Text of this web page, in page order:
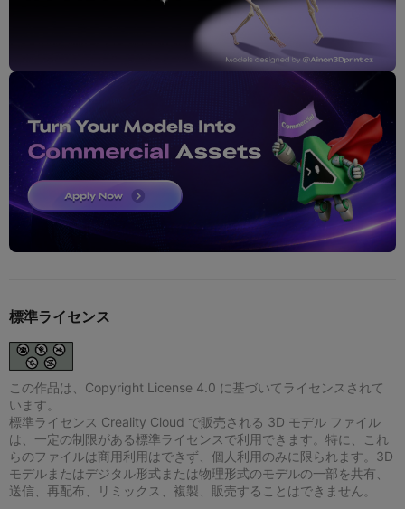
標準ライセンス
この作品は、Copyright License 4.0 に基づいてライセンスされて
います。
標準ライセンス Creality Cloud で販売される 3D モデル ファイル
は、一定の制限がある標準ライセンスで利用できます。特に、これ
らのファイルは商用利用はできず、個人利用のみに限られます。3D
モデルまたはデジタル形式または物理形式のモデルの一部を共有、
送信、再配布、リミックス、複製、販売することはできません。